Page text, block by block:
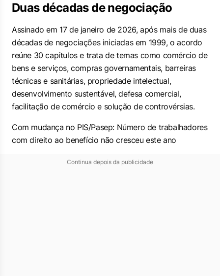
Duas décadas de negociação
Assinado em 17 de janeiro de 2026, após mais de duas
décadas de negociações iniciadas em 1999, o acordo
reúne 30 capítulos e trata de temas como comércio de
bens e serviços, compras governamentais, barreiras
técnicas e sanitárias, propriedade intelectual,
desenvolvimento sustentável, defesa comercial,
facilitação de comércio e solução de controvérsias.
Com mudança no PIS/Pasep: Número de trabalhadores
com direito ao benefício não cresceu este ano
Continua depois da publicidade